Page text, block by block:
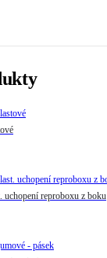
uchopení reproboxu z boku